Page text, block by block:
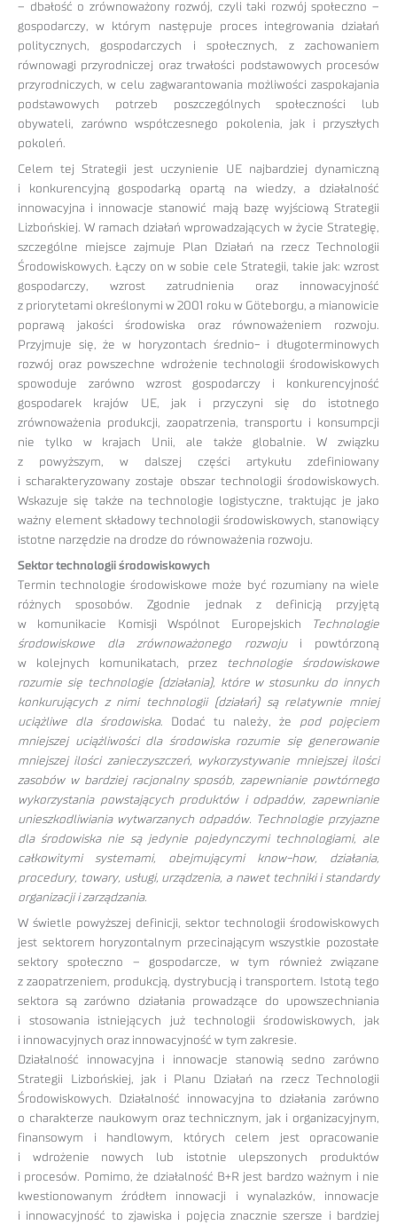
– dbałość o zrównoważony rozwój, czyli taki rozwój społeczno –
gospodarczy, w którym następuje proces integrowania działań
politycznych, gospodarczych i społecznych, z zachowaniem
równowagi przyrodniczej oraz trwałości podstawowych procesów
przyrodniczych, w celu zagwarantowania możliwości zaspokajania
podstawowych potrzeb poszczególnych społeczności lub
obywateli, zarówno współczesnego pokolenia, jak i przyszłych
pokoleń.
Celem tej Strategii jest uczynienie UE najbardziej dynamiczną
i konkurencyjną gospodarką opartą na wiedzy, a działalność
innowacyjna i innowacje stanowić mają bazę wyjściową Strategii
Lizbońskiej. W ramach działań wprowadzających w życie Strategię,
szczególne miejsce zajmuje Plan Działań na rzecz Technologii
Środowiskowych. Łączy on w sobie cele Strategii, takie jak: wzrost
gospodarczy, wzrost zatrudnienia oraz innowacyjność
z priorytetami określonymi w 2001 roku w Göteborgu, a mianowicie
poprawą jakości środowiska oraz równoważeniem rozwoju.
Przyjmuje się, że w horyzontach średnio- i długoterminowych
rozwój oraz powszechne wdrożenie technologii środowiskowych
spowoduje zarówno wzrost gospodarczy i konkurencyjność
gospodarek krajów UE, jak i przyczyni się do istotnego
zrównoważenia produkcji, zaopatrzenia, transportu i konsumpcji
nie tylko w krajach Unii, ale także globalnie. W związku
z powyższym, w dalszej części artykułu zdefiniowany
i scharakteryzowany zostaje obszar technologii środowiskowych.
Wskazuje się także na technologie logistyczne, traktując je jako
ważny element składowy technologii środowiskowych, stanowiący
istotne narzędzie na drodze do równoważenia rozwoju.
Sektor technologii środowiskowych
Termin technologie środowiskowe może być rozumiany na wiele
różnych sposobów. Zgodnie jednak z definicją przyjętą
w komunikacie Komisji Wspólnot Europejskich
Technologie
środowiskowe dla zrównoważonego rozwoju i powtórzoną
w kolejnych komunikatach, przez
technologie środowiskowe
rozumie się technologie (działania), które w stosunku do innych
konkurujących z nimi technologii (działań) są relatywnie mniej
uciążliwe dla środowiska. Dodać tu należy, że pod pojęciem
mniejszej uciążliwości dla środowiska rozumie się generowanie
mniejszej ilości zanieczyszczeń, wykorzystywanie mniejszej ilości
zasobów w bardziej racjonalny sposób, zapewnianie powtórnego
wykorzystania powstających produktów i odpadów, zapewnianie
unieszkodliwiania wytwarzanych odpadów. Technologie przyjazne
dla środowiska nie są jedynie pojedynczymi technologiami, ale
całkowitymi systemami, obejmującymi know-how, działania,
procedury, towary, usługi, urządzenia, a nawet techniki i standardy
organizacji i zarządzania.
W świetle powyższej definicji, sektor technologii środowiskowych
jest sektorem horyzontalnym przecinającym wszystkie pozostałe
sektory społeczno – gospodarcze, w tym również związane
z zaopatrzeniem, produkcją, dystrybucją i transportem. Istotą tego
sektora są zarówno działania prowadzące do upowszechniania
i stosowania istniejących już technologii środowiskowych, jak
i innowacyjnych oraz innowacyjność w tym zakresie.
Działalność innowacyjna i innowacje stanowią sedno zarówno
Strategii Lizbońskiej, jak i Planu Działań na rzecz Technologii
Środowiskowych. Działalność innowacyjna to działania zarówno
o charakterze naukowym oraz technicznym, jak i organizacyjnym,
finansowym i handlowym, których celem jest opracowanie
i wdrożenie nowych lub istotnie ulepszonych produktów
i procesów. Pomimo, że działalność B+R jest bardzo ważnym i nie
kwestionowanym źródłem innowacji i wynalazków, innowacje
i innowacyjność to zjawiska i pojęcia znacznie szersze i bardziej